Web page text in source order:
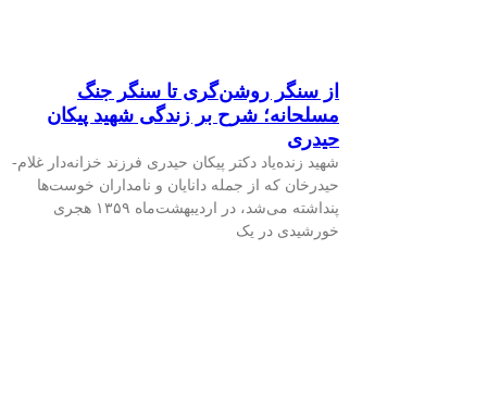
از سنگر روشن‌گری تا سنگر جنگ
مسلحانه؛ شرح بر زندگی شهید پیکان
حیدری
شهید زنده‌­یاد دکتر پیکان­ حیدری فرزند خزانه­‌دار غلام­
حیدرخان که از جمله دانایان و نام­داران خوست­‌ها
پنداشته می­‌شد، در اردیبهشت­‌ماه ۱۳۵۹ هجری
خورشیدی در یک